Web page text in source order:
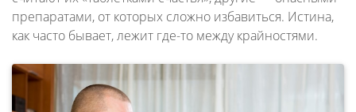
препаратами, от которых сложно избавиться. Истина,
как часто бывает, лежит где-то между крайностями.